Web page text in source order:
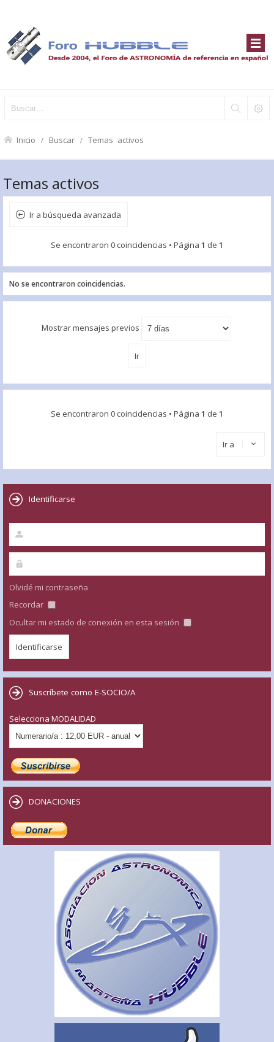
Inicio Buscar Temas activos
Temas activos
Ir a búsqueda avanzada
Se encontraron 0 coincidencias • Página 1 de 1
No se encontraron coincidencias.
Mostrar mensajes previos
Se encontraron 0 coincidencias • Página 1 de 1
Ir a
Identificarse
Olvidé mi contraseña
Recordar
Ocultar mi estado de conexión en esta sesión
Suscríbete como E-SOCIO/A
Selecciona MODALIDAD
DONACIONES